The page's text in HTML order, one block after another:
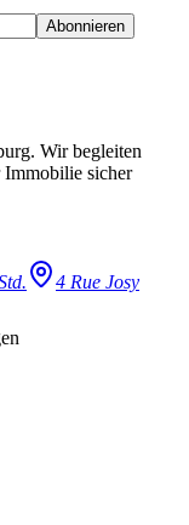
Abonnieren
Wir begleiten
Immobilie sicher
4 Rue Josy